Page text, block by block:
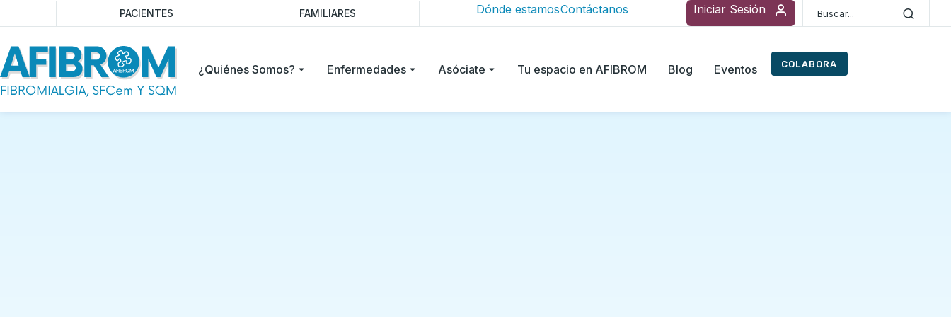
PACIENTES FAMILIARES Dónde estamosContáctanos Iniciar Sesión
¿Quiénes Somos? Enfermedades Asóciate Tu espacio en AFIBROM Blog Eventos COLABORA